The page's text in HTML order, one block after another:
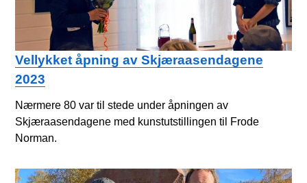
Vellykket åpning av Skjæraasendagene
2023
Nærmere 80 var til stede under åpningen av
Skjæraasendagene med kunstutstillingen til Frode
Norman.